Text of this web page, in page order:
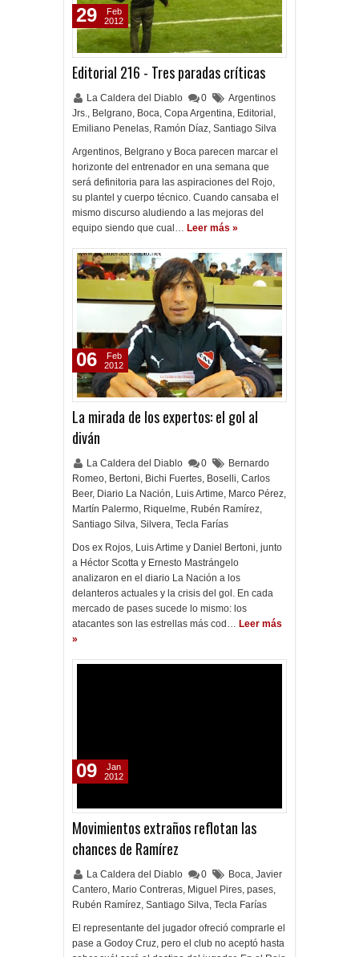
Editorial 216 - Tres paradas críticas
La Caldera del Diablo 0
Argentinos
Jrs., Belgrano, Boca, Copa Argentina, Editorial ,
Emiliano Penelas, Ramón Díaz, Santiago Silva
Argentinos, Belgrano y Boca parecen marcar el
horizonte del entrenador en una semana que
será definitoria para las aspiraciones del Rojo,
su plantel y cuerpo técnico. Cuando cansaba el
mismo discurso aludiendo a las mejoras del
equipo siendo que cual… Leer más »
29
Feb
2012
La mirada de los expertos: el gol al
diván
La Caldera del Diablo 0
Bernardo
Romeo, Bertoni, Bichi Fuertes, Boselli, Carlos
Beer, Diario La Nación, Luis Artime, Marco Pérez,
Martín Palermo, Riquelme, Rubén Ramírez,
Santiago Silva, Silvera, Tecla Farías
Dos ex Rojos, Luis Artime y Daniel Bertoni, junto
a Héctor Scotta y Ernesto Mastrángelo
analizaron en el diario La Nación a los
delanteros actuales y la crisis del gol. En cada
mercado de pases sucede lo mismo: los
atacantes son las estrellas más cod… Leer más
»
06
Feb
2012
Movimientos extraños reflotan las
chances de Ramírez
La Caldera del Diablo 0 Boca, Javier
Cantero, Mario Contreras, Miguel Pires, pases,
Rubén Ramírez, Santiago Silva, Tecla Farías
El representante del jugador ofreció comprarle el
pase a Godoy Cruz, pero el club no aceptó hasta
09
Jan
2012